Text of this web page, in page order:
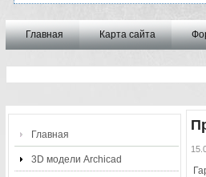
Главная Карта сайта
Главная
3D модели Archicad